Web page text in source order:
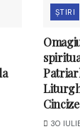
ȘTIRI
30